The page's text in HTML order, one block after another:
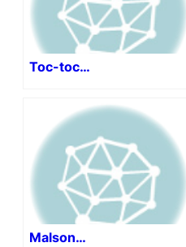
Toc-toc…
Malson…